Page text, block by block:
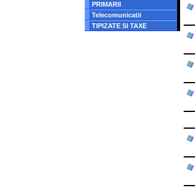
PRIMARII
Telecomunicatii
TIPIZATE SI TAXE